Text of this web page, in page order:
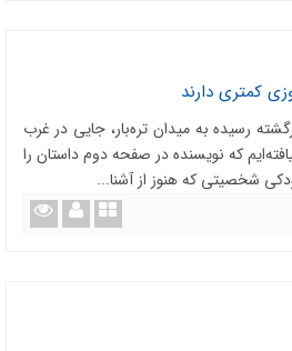
کمتری دارند
رسیده به میدان تره‌بار، جایی در غرب
که نویسنده در صفحه دوم داستان را
شخصیتی که هنوز از آشنا...